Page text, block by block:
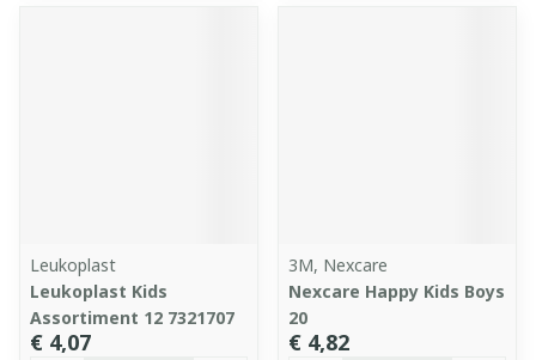
Leukoplast
Leukoplast Kids
Assortiment 12 7321707
€ 4,07
3M, Nexcare
Nexcare Happy Kids Boys
20
€ 4,82